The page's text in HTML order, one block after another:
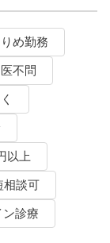
め勤務
不問
以上
相談可
診療